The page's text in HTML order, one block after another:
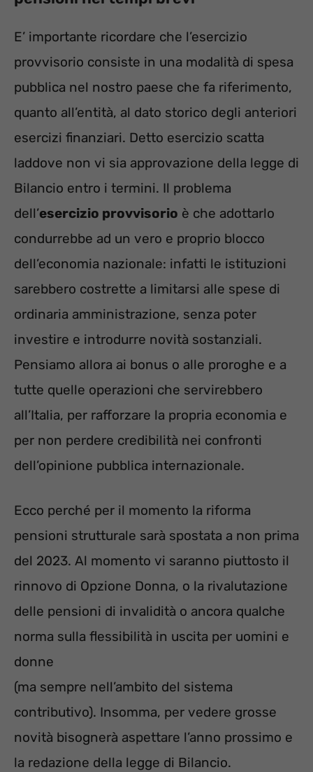
E’ importante ricordare che l’esercizio
provvisorio consiste in una modalità di spesa
pubblica nel nostro paese che fa riferimento,
quanto all’entità, al dato storico degli anteriori
esercizi finanziari. Detto esercizio scatta
laddove non vi sia approvazione della legge di
Bilancio entro i termini. Il problema
dell’esercizio provvisorio è che adottarlo
condurrebbe ad un vero e proprio blocco
dell’economia nazionale: infatti le istituzioni
sarebbero costrette a limitarsi alle spese di
ordinaria amministrazione, senza poter
investire e introdurre novità sostanziali.
Pensiamo allora ai bonus o alle proroghe e a
tutte quelle operazioni che servirebbero
all’Italia, per rafforzare la propria economia e
per non perdere credibilità nei confronti
dell’opinione pubblica internazionale.
Ecco perché per il momento la riforma
pensioni strutturale sarà spostata a non prima
del 2023. Al momento vi saranno piuttosto il
rinnovo di Opzione Donna, o la rivalutazione
delle pensioni di invalidità o ancora qualche
norma sulla flessibilità in uscita per uomini e
donne
(ma sempre nell’ambito del sistema
contributivo). Insomma, per vedere grosse
novità bisognerà aspettare l’anno prossimo e
la redazione della legge di Bilancio.